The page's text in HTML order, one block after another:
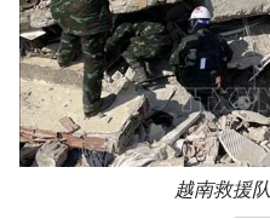
越南救援